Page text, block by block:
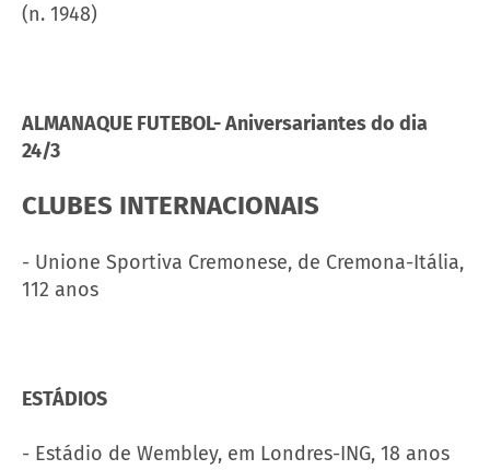
(n. 1948)
ALMANAQUE FUTEBOL- Aniversariantes do dia
24/3
CLUBES INTERNACIONAIS
- Unione Sportiva Cremonese, de Cremona-Itália,
112 anos
ESTÁDIOS
- Estádio de Wembley, em Londres-ING, 18 anos